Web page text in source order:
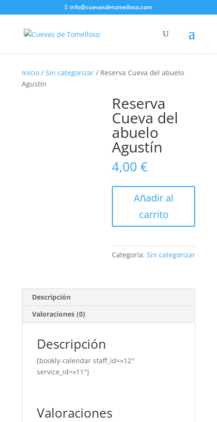
info@cuevasdetomelloso.com
Inicio/ Sin categorizar/ Reserva Cueva del abuelo
Agustín
Reserva
Cueva del
abuelo
Agustín
4,00€
abuelo
cantidad
Añadir al
carrito
Categoría:Sin categorizar
Descripción
Valoraciones (0)
Descripción
[bookly-calendar staff_id=»12″
service_id=»11″]
Valoraciones